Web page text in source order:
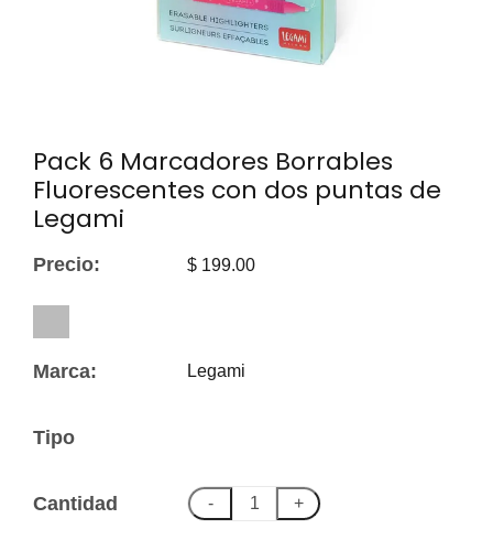
Pack 6 Marcadores Borrables
Fluorescentes con dos puntas de
Legami
Precio: $ 199.00
Marca: Legami
Tipo
Cantidad - +